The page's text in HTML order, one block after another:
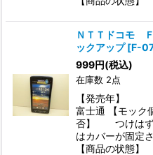
ＮＴＴドコモ
ックアップ [F-
999円(税込)
在庫数 2点
【発売年】
富士通 【モッ
否】 つけはず
はカバーが固定
【商品の状態